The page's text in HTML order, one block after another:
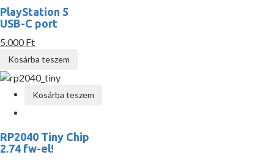
PlayStation 5
USB-C port
5.000 Ft
Kosárba teszem
Kosárba teszem
RP2040 Tiny Chip
2.74 fw-el!